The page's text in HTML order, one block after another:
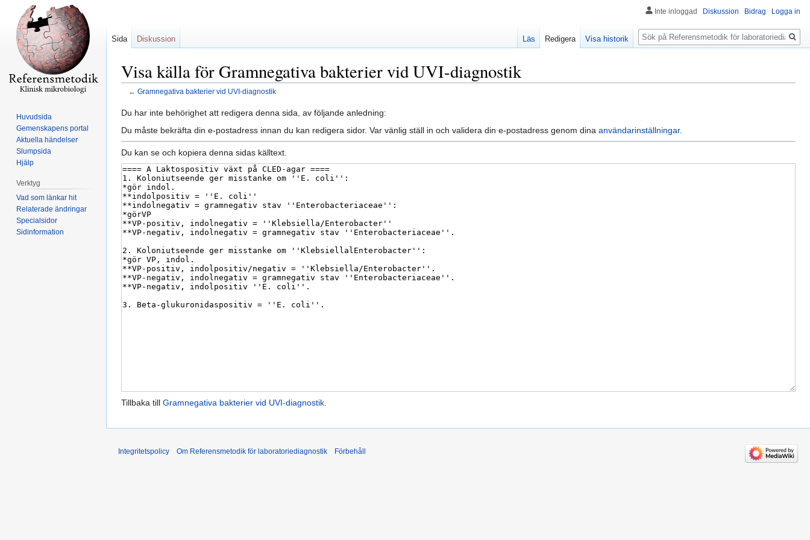
Visa källa för Gramnegativa bakterier vid UVI-diagnostik
← Gramnegativa bakterier vid UVI-diagnostik
Hoppa
till
Hoppa
till
Du har inte behörighet att redigera denna sida, av följande anledning:
Du måste bekräfta din e-postadress innan du kan redigera sidor. Var vänlig ställ in och validera din e-postadress genom dina användarinställningar.
Du kan se och kopiera denna sidas källtext.
Tillbaka till Gramnegativa bakterier vid UVI-diagnostik.
Inte inloggad Diskussion Bidrag Logga in
Sida Diskussion Läs Redigera Visa historik
Sök
Huvudsida
Gemenskapens portal
Aktuella händelser
Slumpsida
Hjälp
Verktyg
Vad som länkar hit
Relaterade ändringar
Specialsidor
Sidinformation
Integritetspolicy Om Referensmetodik för laboratoriediagnostik Förbehåll